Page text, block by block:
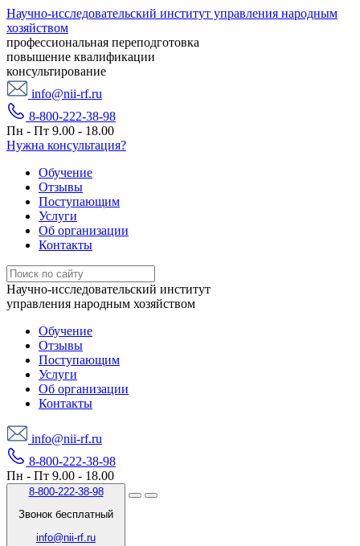
Научно-исследовательский институт управления народным
хозяйством
профессиональная переподготовка
повышение квалификации
консультирование
info@nii-rf.ru
8-800-222-38-98
Пн - Пт 9.00 - 18.00
Нужна консультация?
Обучение
Отзывы
Поступающим
Услуги
Об организации
Контакты
Научно-исследовательский институт
управления народным хозяйством
Обучение
Отзывы
Поступающим
Услуги
Об организации
Контакты
info@nii-rf.ru
8-800-222-38-98
Пн - Пт 9.00 - 18.00
8-800-222-38-98
Звонок бесплатный
info@nii-rf.ru